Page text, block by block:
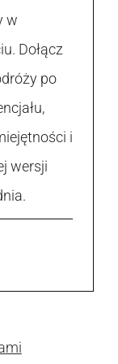
w
Dołącz
po
i
wersji